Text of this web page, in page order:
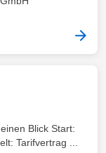
Blick Start:
Tarifvertrag ...